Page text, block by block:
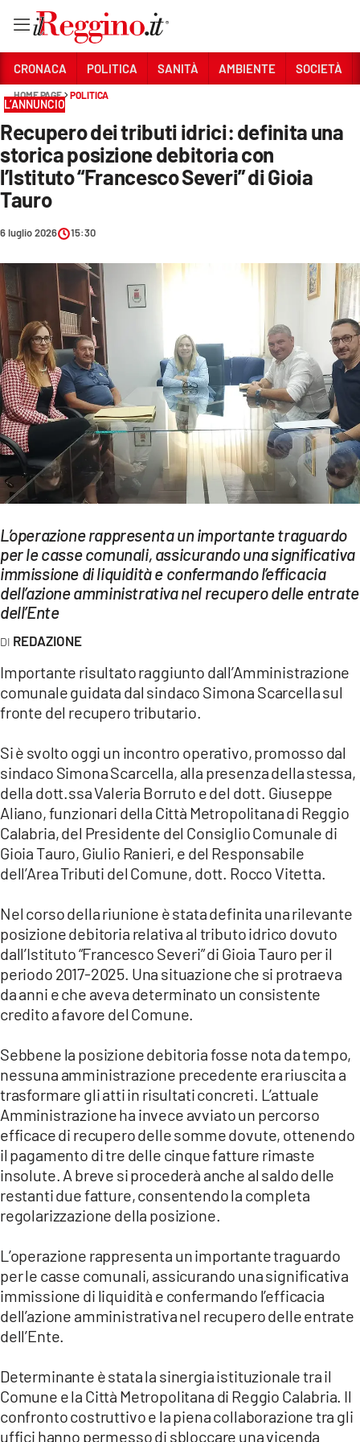
Sezioni
CRONACA
POLITICA
SANITÀ
AMBIENTE
SOCIETÀ
CULTURA
ECONOMIA E LAVORO
EVENTI
SPORT
Streaming
LAC TV
LAC ONAIR
LaC
Network
LACPLAY.IT
LACTV.IT
LACONAIR.IT
LACITYMAG.IT
ILREGGINO.IT
COSENZACHANNEL.IT
ILVIBONESE.IT
LACAPITALENEWS.IT
App
ANDROID
CRONACA POLITICA SANITÀ AMBIENTE SOCIETÀ
HOME PAGE POLITICA
L’ANNUNCIO
Recupero dei tributi idrici: definita una
storica posizione debitoria con
l’Istituto “Francesco Severi” di Gioia
Tauro
6 luglio 2026 15:30
L’operazione rappresenta un importante traguardo
per le casse comunali, assicurando una significativa
immissione di liquidità e confermando l’efficacia
dell’azione amministrativa nel recupero delle entrate
dell’Ente
REDAZIONE
Importante risultato raggiunto dall’Amministrazione
comunale guidata dal sindaco Simona Scarcella sul
fronte del recupero tributario.
Si è svolto oggi un incontro operativo, promosso dal
sindaco Simona Scarcella, alla presenza della stessa,
della dott.ssa Valeria Borruto e del dott. Giuseppe
Aliano, funzionari della Città Metropolitana di Reggio
Calabria, del Presidente del Consiglio Comunale di
Gioia Tauro, Giulio Ranieri, e del Responsabile
dell’Area Tributi del Comune, dott. Rocco Vitetta.
Nel corso della riunione è stata definita una rilevante
posizione debitoria relativa al tributo idrico dovuto
dall’Istituto “Francesco Severi” di Gioia Tauro per il
periodo 2017-2025. Una situazione che si protraeva
da anni e che aveva determinato un consistente
credito a favore del Comune.
Sebbene la posizione debitoria fosse nota da tempo,
nessuna amministrazione precedente era riuscita a
trasformare gli atti in risultati concreti. L’attuale
Amministrazione ha invece avviato un percorso
efficace di recupero delle somme dovute, ottenendo
il pagamento di tre delle cinque fatture rimaste
insolute. A breve si procederà anche al saldo delle
restanti due fatture, consentendo la completa
regolarizzazione della posizione.
L’operazione rappresenta un importante traguardo
per le casse comunali, assicurando una significativa
immissione di liquidità e confermando l’efficacia
dell’azione amministrativa nel recupero delle entrate
dell’Ente.
Determinante è stata la sinergia istituzionale tra il
Comune e la Città Metropolitana di Reggio Calabria. Il
confronto costruttivo e la piena collaborazione tra gli
uffici hanno permesso di sbloccare una vicenda